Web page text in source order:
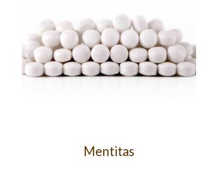
Mentitas